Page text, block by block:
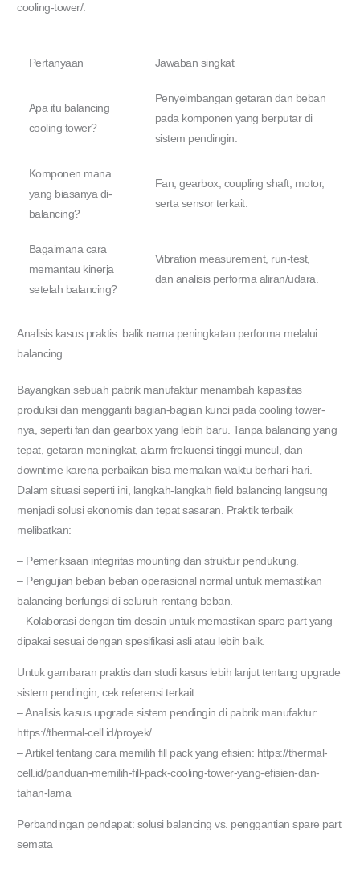
cooling-tower/.
Pertanyaan Jawaban singkat
Apa itu balancing
cooling tower?
Penyeimbangan getaran dan beban
pada komponen yang berputar di
sistem pendingin.
Komponen mana
yang biasanya di-
balancing?
Fan, gearbox, coupling shaft, motor,
serta sensor terkait.
Bagaimana cara
memantau kinerja
setelah balancing?
Vibration measurement, run-test,
dan analisis performa aliran/udara.
Analisis kasus praktis: balik nama peningkatan performa melalui
balancing
Bayangkan sebuah pabrik manufaktur menambah kapasitas
produksi dan mengganti bagian-bagian kunci pada cooling tower-
nya, seperti fan dan gearbox yang lebih baru. Tanpa balancing yang
tepat, getaran meningkat, alarm frekuensi tinggi muncul, dan
downtime karena perbaikan bisa memakan waktu berhari-hari.
Dalam situasi seperti ini, langkah-langkah field balancing langsung
menjadi solusi ekonomis dan tepat sasaran. Praktik terbaik
melibatkan:
– Pemeriksaan integritas mounting dan struktur pendukung.
– Pengujian beban beban operasional normal untuk memastikan
balancing berfungsi di seluruh rentang beban.
– Kolaborasi dengan tim desain untuk memastikan spare part yang
dipakai sesuai dengan spesifikasi asli atau lebih baik.
Untuk gambaran praktis dan studi kasus lebih lanjut tentang upgrade
sistem pendingin, cek referensi terkait:
– Analisis kasus upgrade sistem pendingin di pabrik manufaktur:
https://thermal-cell.id/proyek/
– Artikel tentang cara memilih fill pack yang efisien: https://thermal-
cell.id/panduan-memilih-fill-pack-cooling-tower-yang-efisien-dan-
tahan-lama
Perbandingan pendapat: solusi balancing vs. penggantian spare part
semata